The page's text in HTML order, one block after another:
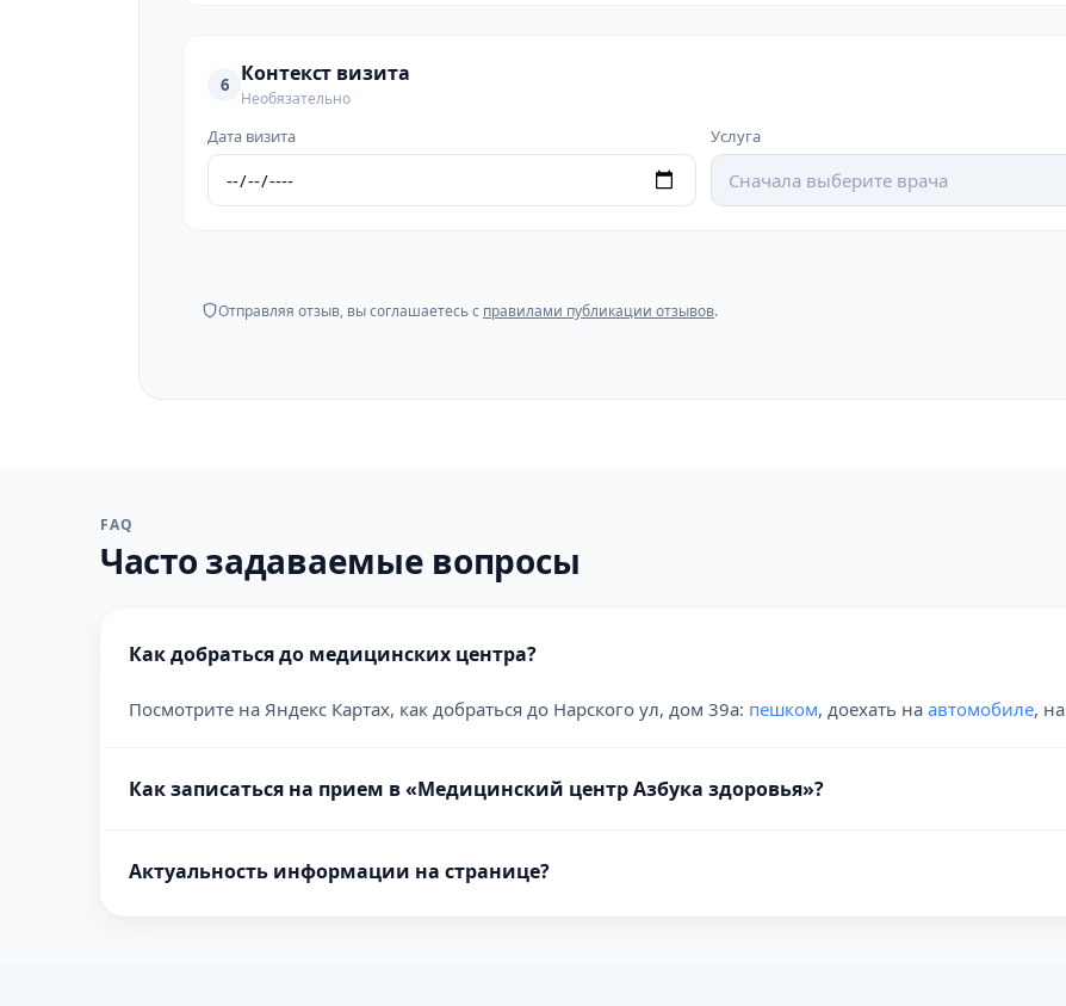
6 Контекст визита
Необязательно
Дата визита Услуга
Сначала выберите врача
Отправляя отзыв, вы соглашаетесь с правилами публикации отзывов.
FAQ
Часто задаваемые вопросы
Как добраться до медицинских центра?
Посмотрите на Яндекс Картах, как добраться до Нарского ул, дом 39а: пешком, доехать на автомобиле, на
Как записаться на прием в «Медицинский центр Азбука здоровья»?
Актуальность информации на странице?